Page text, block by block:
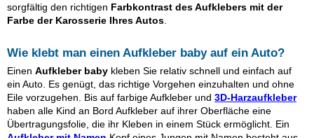
sorgfältig den richtigen Farbkontrast des Aufklebers mit der
Farbe der Karosserie Ihres Autos
Wie klebt man einen Aufkleber babyauf ein Auto?
Einen Aufkleber baby kleben Sie relativ schnell und einfach auf
ein Auto. Es genügt, das richtige Vorgehen einzuhalten und ohne
Eile vorzugehen. Bis auf farbige Aufkleber und 3D-Harzaufkleber
haben alle Kind an Bord Aufkleber auf ihrer Oberfläche eine
Übertragungsfolie, die ihr Kleben in einem Stück ermöglicht. Ein